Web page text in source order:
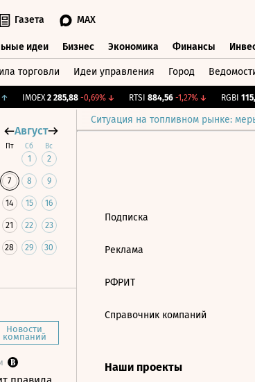
Газета MAX
идеи Бизнес Экономика Финансы
торговли Идеи управления Город
IMOEX 2 285,88 -0,69%↓ RTSI 884,56 -1,27%↓ RGBI
Ситуация на топливном рынке:
Август
Пт Сб Вс
1 2
7 8 9
14 15 16
21 22 23
28 29 30
Новости
компаний
Подписка
Реклама
РФРИТ
Справочник компаний
Наши проекты